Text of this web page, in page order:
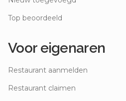
Top beoordeeld
Voor eigenaren
Restaurant aanmelden
Restaurant claimen